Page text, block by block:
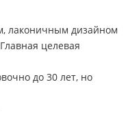
лаконичным дизайном
целевая
до 30 лет, но